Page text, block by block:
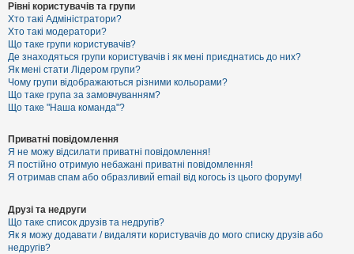
о
г
а
Рівні користувачів та групи
Хто такі Адміністратори?
Хто такі модератори?
Що таке групи користувачів?
Де знаходяться групи користувачів і як мені приєднатись до них?
Як мені стати Лідером групи?
Чому групи відображаються різними кольорами?
Що таке група за замовчуванням?
Що таке "Наша команда"?
Приватні повідомлення
Я не можу відсилати приватні повідомлення!
Я постійно отримую небажані приватні повідомлення!
Я отримав спам або образливий email від когось із цього форуму!
Друзі та недруги
Що таке список друзів та недругів?
Як я можу додавати / видаляти користувачів до мого списку друзів або
недругів?